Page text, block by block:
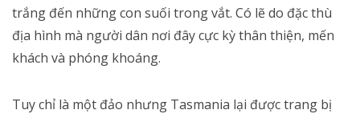
trắng đến những con suối trong vắt. Có lẽ do đặc thù
địa hình mà người dân nơi đây cực kỳ thân thiện, mến
khách và phóng khoáng.
Tuy chỉ là một đảo nhưng Tasmania lại được trang bị